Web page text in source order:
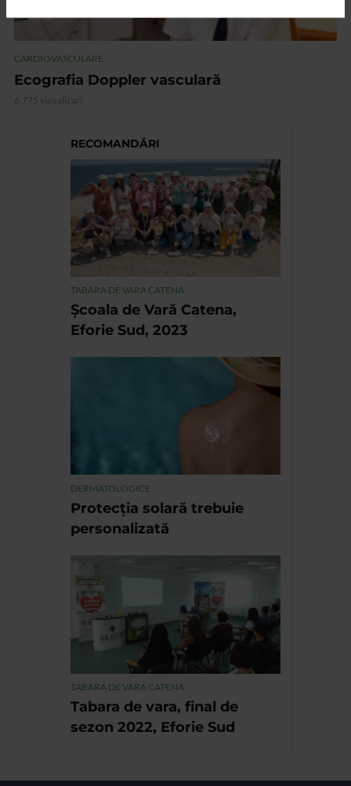
CARDIOVASCULARE
Ecografia Doppler vasculară
6.775 vizualizari
RECOMANDĂRI
TABARA DE VARA CATENA
Școala de Vară Catena,
Eforie Sud, 2023
DERMATOLOGICE
Protecția solară trebuie
personalizată
TABARA DE VARA CATENA
Tabara de vara, final de
sezon 2022, Eforie Sud